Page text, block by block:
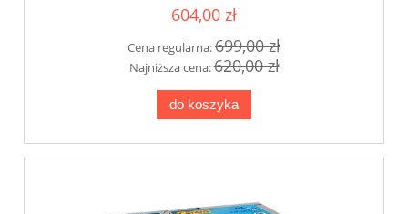
604,00 zł
Cena regularna:699,00 zł
Najniższa cena:620,00 zł
do koszyka